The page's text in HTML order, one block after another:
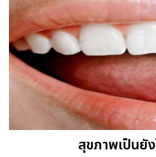
สุขภาพเป็นยั